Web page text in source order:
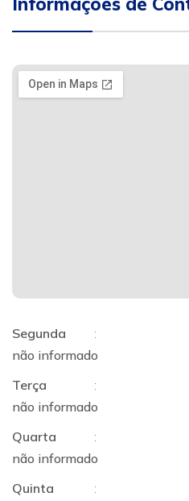
Segunda
:
não informado
Terça
:
não informado
Quarta
:
não informado
Quinta
: